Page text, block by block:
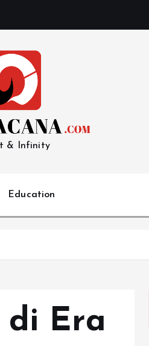
& Infinity
Education
Era